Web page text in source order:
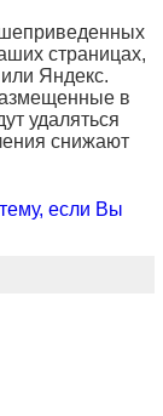
страницах,
Яндекс.
в
удаляться
снижают
если Вы